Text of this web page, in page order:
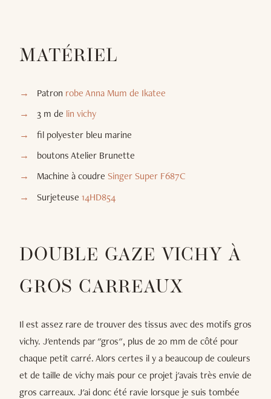
MATÉRIEL
Patron robe Anna Mum de Ikatee
3 m de lin vichy
fil polyester bleu marine
boutons Atelier Brunette
Machine à coudre Singer Super F687C
Surjeteuse 14HD854
DOUBLE GAZE VICHY À
GROS CARREAUX
Il est assez rare de trouver des tissus avec des motifs gros
vichy. J'entends par "gros", plus de 20 mm de côté pour
chaque petit carré. Alors certes il y a beaucoup de couleurs
et de taille de vichy mais pour ce projet j'avais très envie de
gros carreaux. J'ai donc été ravie lorsque je suis tombée